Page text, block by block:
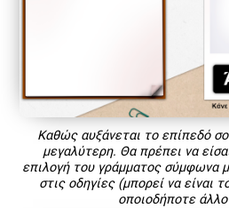
Καθώς αυξάνεται το επίπεδό
μεγαλύτερη. Θα πρέπει να
επιλογή του γράμματος σύμφωνα
στις οδηγίες (μπορεί να είναι
οποιοδήποτε